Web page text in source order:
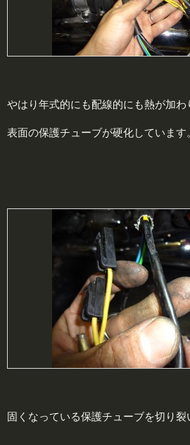
やはり年式的にも配線的にも熱が加わ
表面の保護チューブが硬化しています
固くなっている保護チューブを切り裂